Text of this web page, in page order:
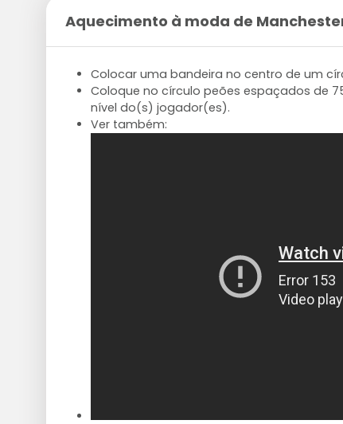
Aquecimento à moda de
Colocar uma bandeira no centro de um
Coloque no círculo peões espaçados de
nível do(s) jogador(es).
Ver também: